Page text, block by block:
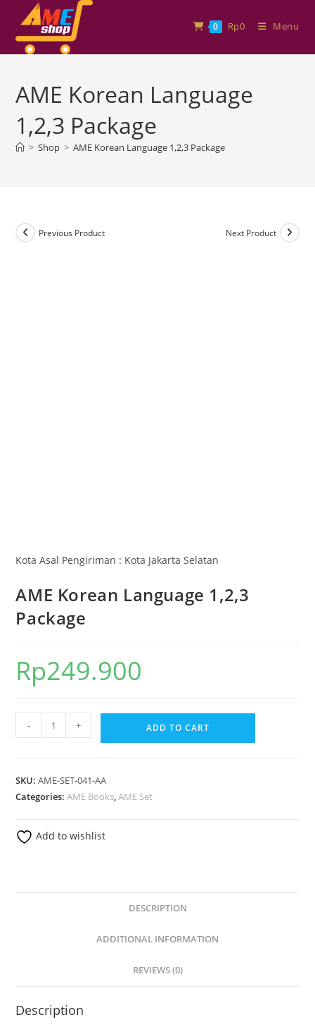
0 Rp0 Menu
AME Korean Language
1,2,3 Package
> Shop > AME Korean Language 1,2,3 Package
Previous Product Next Product
Kota Asal Pengiriman : Kota Jakarta Selatan
AME Korean Language 1,2,3
Package
Rp249.900
- + ADD TO CART
SKU:AME-SET-041-AA
Categories:AME Books,AME Set
Add to wishlist
DESCRIPTION
ADDITIONAL INFORMATION
REVIEWS (0)
Description